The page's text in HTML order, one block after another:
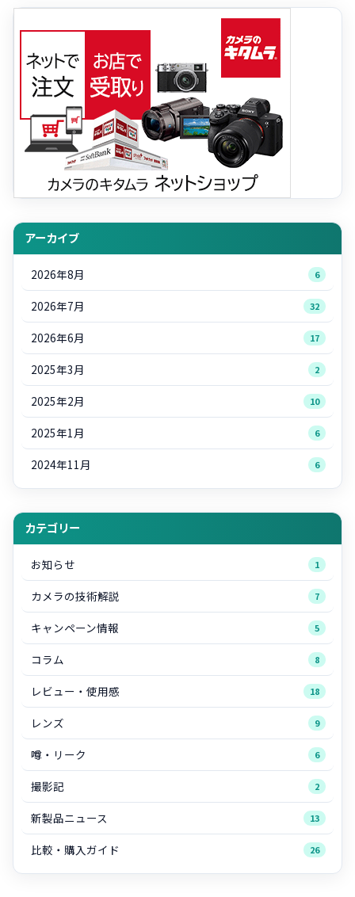
アーカイブ
2026年8月 6
2026年7月 32
2026年6月 17
2025年3月 2
2025年2月 10
2025年1月 6
2024年11月 6
カテゴリー
お知らせ 1
カメラの技術解説 7
キャンペーン情報 5
コラム 8
レビュー・使用感 18
レンズ 9
噂・リーク 6
撮影記 2
新製品ニュース 13
比較・購入ガイド 26